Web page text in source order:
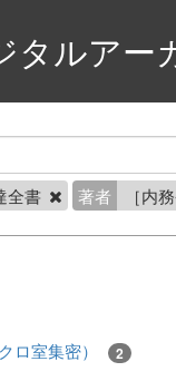
タルアー
全書 著者 ［内
ロ室集密） 2